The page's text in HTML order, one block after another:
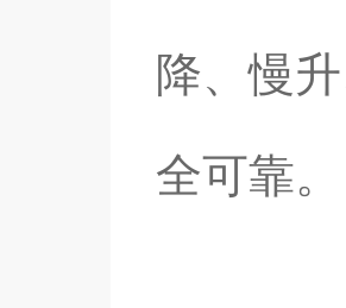
降、慢
全可靠。